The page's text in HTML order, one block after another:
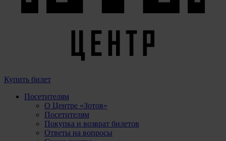
Купить билет
Посетителям
О Центре «Зотов»
Посетителям
Покупка и возврат билетов
Ответы на вопросы